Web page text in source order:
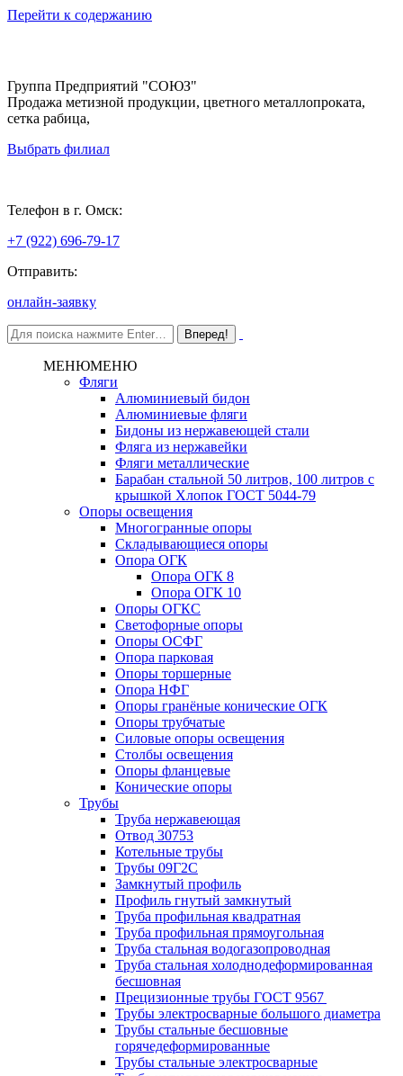
Перейти к содержанию
Группа Предприятий "СОЮЗ"
Продажа метизной продукции, цветного металлопроката,
сетка рабица,
Выбрать филиал
Телефон в г. Омск:
+7 (922) 696-79-17
Отправить:
онлайн-заявку
МЕНЮМЕНЮ
Фляги
Алюминиевый бидон
Алюминиевые фляги
Бидоны из нержавеющей стали
Фляга из нержавейки
Фляги металлические
Барабан стальной 50 литров, 100 литров с
крышкой Хлопок ГОСТ 5044-79
Опоры освещения
Многогранные опоры
Складывающиеся опоры
Опора ОГК
Опора ОГК 8
Опора ОГК 10
Опоры ОГКС
Светофорные опоры
Опоры ОСФГ
Опора парковая
Опоры торшерные
Опора НФГ
Опоры гранёные конические ОГК
Опоры трубчатые
Силовые опоры освещения
Столбы освещения
Опоры фланцевые
Конические опоры
Трубы
Труба нержавеющая
Отвод 30753
Котельные трубы
Трубы 09Г2С
Замкнутый профиль
Профиль гнутый замкнутый
Труба профильная квадратная
Труба профильная прямоугольная
Труба стальная водогазопроводная
Труба стальная холоднодеформированная
бесшовная
Прецизионные трубы ГОСТ 9567
Трубы электросварные большого диаметра
Трубы стальные бесшовные
горячедеформированные
Трубы стальные электросварные